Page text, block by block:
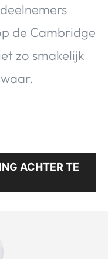
de Cambridge
zo smakelijk
ACHTER TE